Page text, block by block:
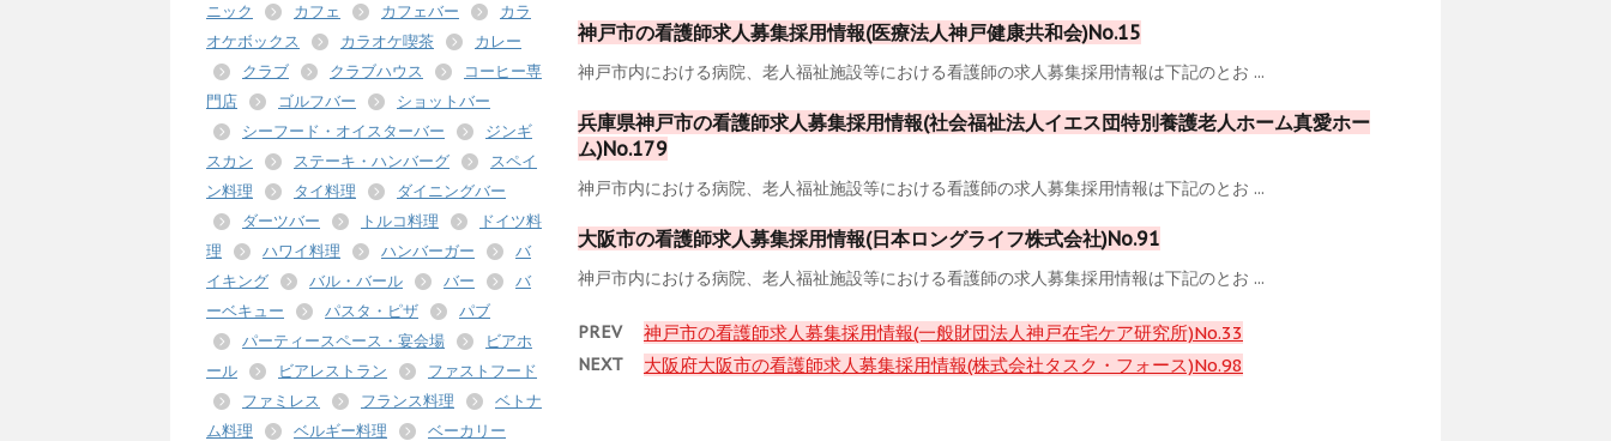
神戸市の看護師求人募集採用情報(医療法人神戸健康共和会)No.15
神戸市内における病院、老人福祉施設等における看護師の求人募集採用情報は下記のとお ...
兵庫県神戸市の看護師求人募集採用情報(社会福祉法人イエス団特別養護老人ホーム真愛ホー
ム)No.179
神戸市内における病院、老人福祉施設等における看護師の求人募集採用情報は下記のとお ...
大阪市の看護師求人募集採用情報(日本ロングライフ株式会社)No.91
神戸市内における病院、老人福祉施設等における看護師の求人募集採用情報は下記のとお ...
PREV 神戸市の看護師求人募集採用情報(一般財団法人神戸在宅ケア研究所)No.33
NEXT 大阪府大阪市の看護師求人募集採用情報(株式会社タスク・フォース)No.98
ニック
カフェ カフェバー
カラ
オケボックス
カラオケ喫茶
カレー
クラブ
クラブハウス
コーヒー専
門店
ゴルフバー
ショットバー
シーフード・オイスターバー
ジンギ
スカン
ステーキ・ハンバーグ
スペイ
ン料理
タイ料理
ダイニングバー
ダーツバー
トルコ料理
ドイツ料
理
ハワイ料理 ハンバーガー
バ
イキング
バル・バール バー
バ
ーベキュー
パスタ・ピザ
パブ
パーティースペース・宴会場
ビアホ
ール
ビアレストラン
ファストフード
ファミレス
フランス料理
ベトナ
ム料理
ベルギー料理
ベーカリー